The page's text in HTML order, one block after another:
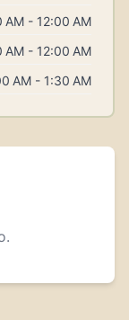
AM - 12:00 AM
AM - 12:00 AM
AM - 1:30 AM